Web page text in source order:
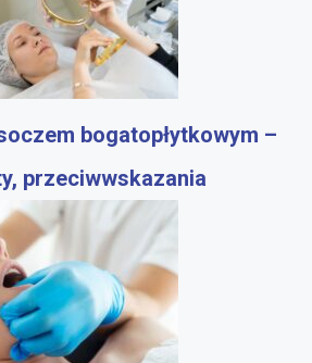
bogatopłytkowym –
przeciwwskazania